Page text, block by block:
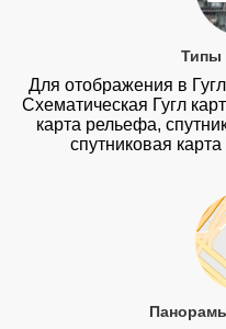
Типы
Для отображения в
Схематическая Гугл
карта рельефа,
спутниковая